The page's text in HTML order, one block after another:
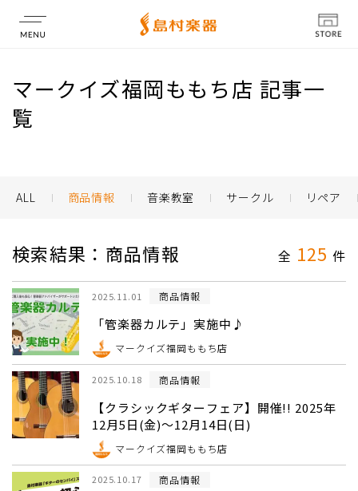
店舗情報
マークイズ福岡ももち店 記事一
覧
ALL 商品情報 音楽教室 サークル リペア
検索結果：商品情報 全 125 件
2025.11.01 商品情報
「管楽器カルテ」実施中♪
マークイズ福岡ももち店
2025.10.18 商品情報
【クラシックギターフェア】開催!! 2025年
12月5日(金)～12月14日(日)
マークイズ福岡ももち店
2025.10.17 商品情報